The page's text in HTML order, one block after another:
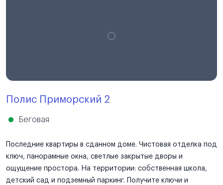
Полис Приморский 2
Беговая
Последние квартиры в сданном доме. Чистовая отделка под
ключ, панорамные окна, светлые закрытые дворы и
ощущение простора. На территории: собственная школа,
детский сад и подземный паркинг. Получите ключи и